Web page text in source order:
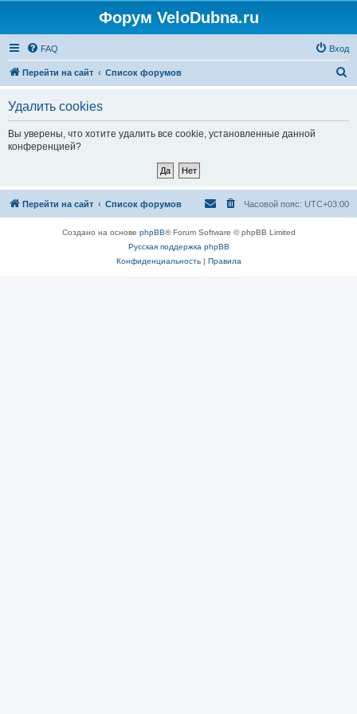
Форум VeloDubna.ru
FAQ Вход
Перейти на сайт Список форумов
Удалить cookies
Вы уверены, что хотите удалить все cookie, установленные данной
конференцией?
Перейти на сайт Список форумов Часовой пояс: UTC+03:00
Создано на основе phpBB® Forum Software © phpBB Limited
Русская поддержка phpBB
Конфиденциальность| Правила